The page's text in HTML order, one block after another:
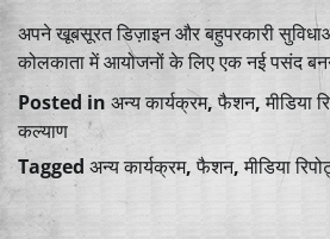
अपने खूबसूरत डिज़ाइन और बहुपरकारी
कोलकाता में आयोजनों के लिए एक नई पसंद
Posted in अन्य कार्यक्रम,फैशन,मीडिया
कल्याण
Tagged अन्य कार्यक्रम,फैशन,मीडिया